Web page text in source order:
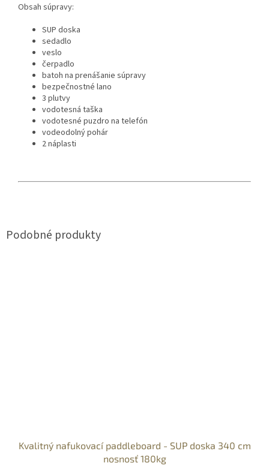
Obsah súpravy:
SUP doska
sedadlo
veslo
čerpadlo
batoh na prenášanie súpravy
bezpečnostné lano
3 plutvy
vodotesná taška
vodotesné puzdro na telefón
vodeodolný pohár
2 náplasti
Kvalitný nafukovací paddleboard - SUP doska 340 cm
nosnosť 180kg